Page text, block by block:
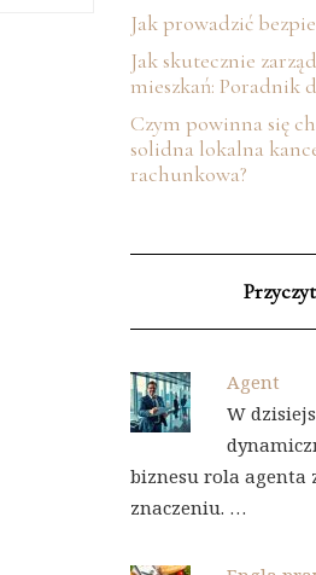
Jak prowadzić
Jak skutecznie
mieszkań: Poradnik
Czym powinna się
solidna lokalna
rachunkowa?
Agent
W
biznesu rola agenta
znaczeniu. …